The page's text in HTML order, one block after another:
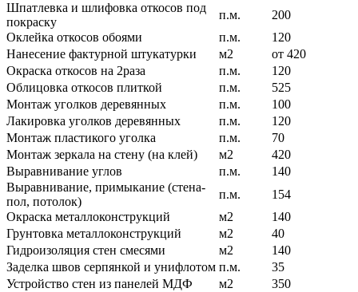
Шпатлевка и шлифовка откосов под
покраску
п.м.
200
Оклейка откосов обоями
п.м.
120
Нанесение фактурной штукатурки
м2
от 420
Окраска откосов на 2раза
п.м.
120
Облицовка откосов плиткой
п.м.
525
Монтаж уголков деревянных
п.м.
100
Лакировка уголков деревянных
п.м.
120
Монтаж пластикого уголка
п.м.
70
Монтаж зеркала на стену (на клей)
м2
420
Выравнивание углов
п.м.
140
Выравнивание, примыкание (стена-
пол, потолок)
п.м.
154
Окраска металлоконструкций
м2
140
Грунтовка металлоконструкций
м2
40
Гидроизоляция стен смесями
м2
140
Заделка швов серпянкой и унифлотом п.м.
35
Устройство стен из панелей МДФ
м2
350